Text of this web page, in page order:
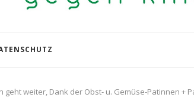
geht weiter, Dank der Obst- u. Gemüse-Patinnen +